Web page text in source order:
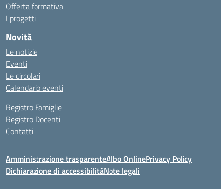
Offerta formativa
I progetti
Novità
Le notizie
Eventi
Le circolari
Calendario eventi
Registro Famiglie
Registro Docenti
Contatti
Amministrazione trasparenteAlbo OnlinePrivacy Policy
Dichiarazione di accessibilitàNote legali